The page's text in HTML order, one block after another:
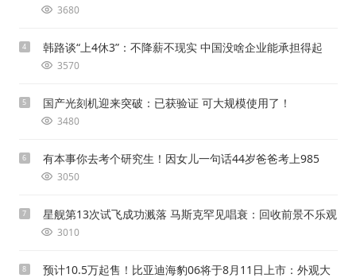
3680
4 韩路谈“上4休3”：不降薪不现实 中国没啥企业能承担得起
3570
5 国产光刻机迎来突破：已获验证 可大规模使用了！
3480
6 有本事你去考个研究生！因女儿一句话44岁爸爸考上985
3050
7 星舰第13次试飞成功溅落 马斯克罕见唱衰：回收前景不乐观
3010
8
预计10.5万起售！比亚迪海豹06将于8月11日上市：外观大